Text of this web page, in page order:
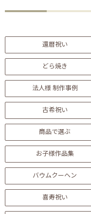
還暦祝い
どら焼き
法人様 制作事例
古希祝い
商品で選ぶ
お子様作品集
バウムクーヘン
喜寿祝い